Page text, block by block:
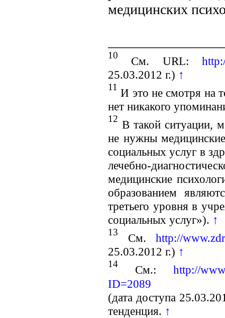
медицинских
10 См. URL:
25.03.2012 г.) ↑
11 И это не смотря на
нет никакого
12 В такой ситуации,
не нужны
социальных услуг в
лечебно-
медицинские
образованием
третьего уровня в
социальных услуг»). ↑
13 См. http://
25.03.2012 г.) ↑
14 См.: http://
ID=2089
(дата доступа
тенденция. ↑